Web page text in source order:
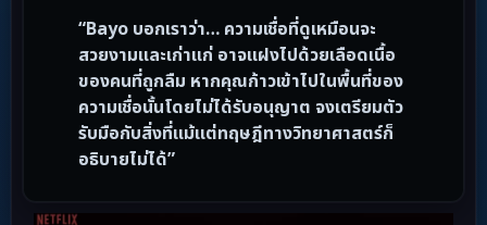
“Bayo บอกเราว่า… ความเชื่อที่ดูเหมือนจะ
สวยงามและเก่าแก่ อาจแฝงไปด้วยเลือดเนื้อ
ของคนที่ถูกลืม หากคุณก้าวเข้าไปในพื้นที่ของ
ความเชื่อนั้นโดยไม่ได้รับอนุญาต จงเตรียมตัว
รับมือกับสิ่งที่แม้แต่ทฤษฎีทางวิทยาศาสตร์ก็
อธิบายไม่ได้”